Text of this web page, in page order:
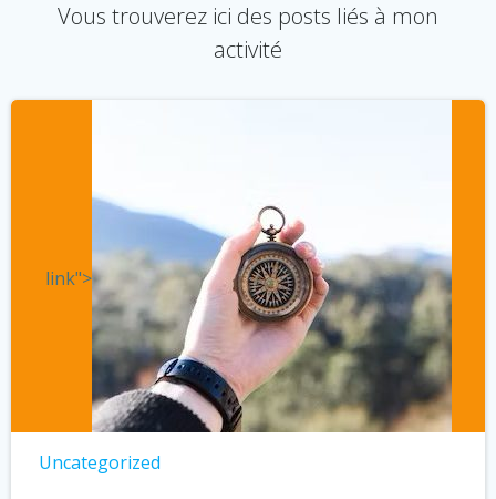
Vous trouverez ici des posts liés à mon
activité
link">
Uncategorized